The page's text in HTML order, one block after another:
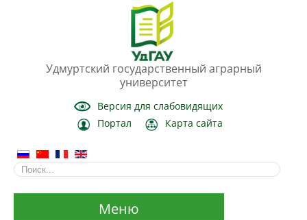
Удмуртский государственный аграрный
университет
Версия для слабовидящих
Портал
Карта сайта
Меню